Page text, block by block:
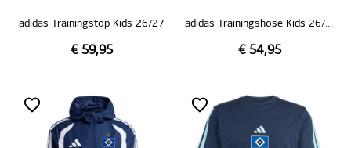
adidas Trainingstop Kids 26/27
€ 59,95
adidas Trainingshose Kids 26/27
€ 54,95